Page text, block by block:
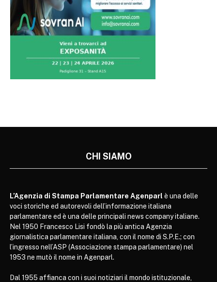
CHI SIAMO
L’Agenzia di Stampa Parlamentare Agenparl è una delle
voci storiche ed autorevoli dell’informazione italiana
parlamentare ed è una delle principali news company italiane.
Nel 1950 Francesco Lisi fondò la più antica Agenzia
giornalistica parlamentare italiana, con il nome di S.P.E.; con
l’ingresso nell’ASP (Associazione stampa parlamentare) nel
1953 ne mutò il nome in Agenparl.
Dal 1955 affianca con i suoi notiziari il mondo istituzionale,